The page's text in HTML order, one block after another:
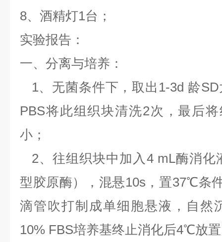
8、酒精灯1台；
实验报告：
一、分离与培养：
1、无菌条件下，取出1-3d 龄
PBS将此组织块清洗2次，最后
小；
2、往组织块中加入4 mL酶消化
型胶原酶），混悬10s，置37℃条
滴管吹打制成单细胞悬液，自然
10% FBS培养基终止消化后4℃放